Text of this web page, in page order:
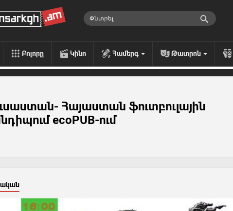
Բոլորը Կինո Համերգ Թատրոն
Հայաստան ֆուտբուլային
ecoPUB-ում